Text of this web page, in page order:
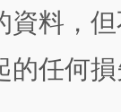
資料，
的任何